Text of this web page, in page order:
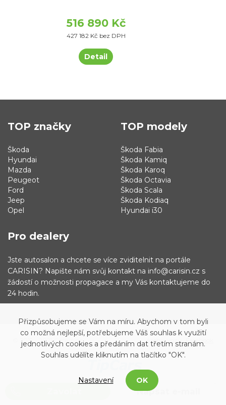
516 890 Kč
427 182 Kč bez DPH
Detail
Napsat e-mail
TOP značky
Škoda
Hyundai
Mazda
Peugeot
Ford
Jeep
Opel
TOP modely
Škoda Fabia
Škoda Kamiq
Škoda Karoq
Škoda Octavia
Škoda Scala
Škoda Kodiaq
Hyundai i30
Pro dealery
Jste autosalon a chcete se více zviditelnit na portále
CARISIN? Napište nám svůj kontakt na info@carisin.cz s
žádostí o možnosti propagace a my Vás kontaktujeme do
24 hodin.
© 2019 - 2021 Carisin.cz Archiv vozů Facebook
Přizpůsobujeme se Vám na míru. Abychom v tom byli
co možná nejlepší, potřebujeme Váš souhlas k využití
jednotlivých cookies a předáním dat třetím stranám.
Souhlas udělíte kliknutím na tlačítko "OK".
Nastavení OK